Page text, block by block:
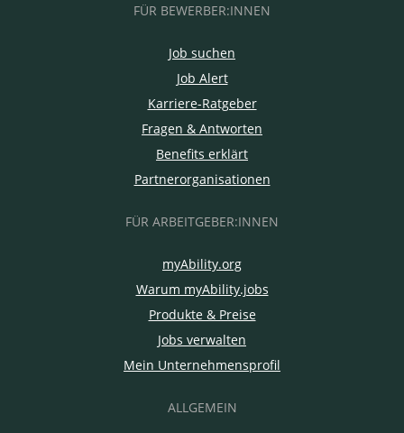
FÜR BEWERBER:INNEN
Job suchen
Job Alert
Karriere-Ratgeber
Fragen & Antworten
Benefits erklärt
Partnerorganisationen
FÜR ARBEITGEBER:INNEN
myAbility.org
Warum myAbility.jobs
Produkte & Preise
Jobs verwalten
Mein Unternehmensprofil
ALLGEMEIN